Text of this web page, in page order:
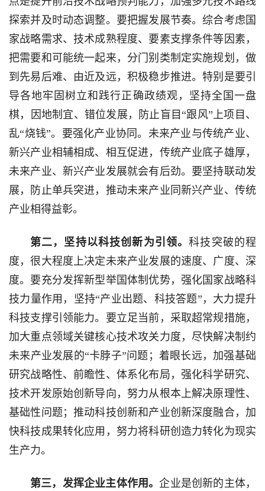
探索并及时动态调整。要把握发展节奏。综合考虑国
家战略需求、技术成熟程度、要素支撑条件等因素，
把需要和可能统一起来，分门别类制定实施规划，做
到先易后难、由近及远，积极稳步推进。特别是要引
导各地牢固树立和践行正确政绩观，坚持全国一盘
棋，因地制宜、错位发展，防止盲目“跟风”上项目、
乱“烧钱”。要强化产业协同。未来产业与传统产业、
新兴产业相辅相成、相互促进，传统产业底子雄厚，
未来产业、新兴产业发展就会有后劲。要坚持联动发
展，防止单兵突进，推动未来产业同新兴产业、传统
产业相得益彰。
第二，坚持以科技创新为引领。科技突破的程
度，很大程度上决定未来产业发展的速度、广度、深
度。要充分发挥新型举国体制优势，强化国家战略科
技力量作用，坚持“产业出题、科技答题”，大力提升
科技支撑引领能力。要立足当前，采取超常规措施，
加大重点领域关键核心技术攻关力度，尽快解决制约
未来产业发展的“卡脖子”问题；着眼长远，加强基础
研究战略性、前瞻性、体系化布局，强化科学研究、
技术开发原始创新导向，努力从根本上解决原理性、
基础性问题；推动科技创新和产业创新深度融合，加
快科技成果转化应用，努力将科研创造力转化为现实
生产力。
第三，发挥企业主体作用。 企业是创新的主体，